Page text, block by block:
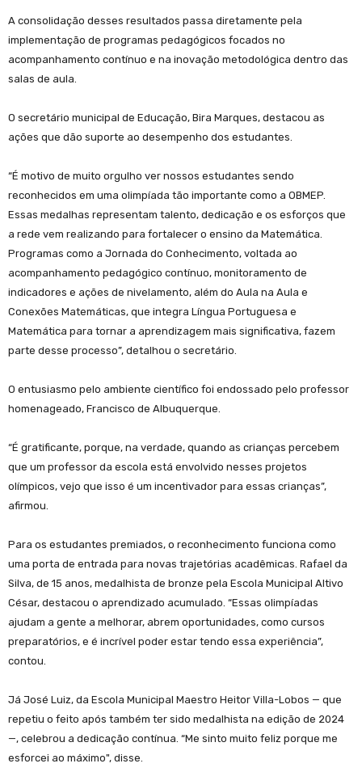
A consolidação desses resultados passa diretamente pela
implementação de programas pedagógicos focados no
acompanhamento contínuo e na inovação metodológica dentro das
salas de aula.
O secretário municipal de Educação, Bira Marques, destacou as
ações que dão suporte ao desempenho dos estudantes.
“É motivo de muito orgulho ver nossos estudantes sendo
reconhecidos em uma olimpíada tão importante como a OBMEP.
Essas medalhas representam talento, dedicação e os esforços que
a rede vem realizando para fortalecer o ensino da Matemática.
Programas como a Jornada do Conhecimento, voltada ao
acompanhamento pedagógico contínuo, monitoramento de
indicadores e ações de nivelamento, além do Aula na Aula e
Conexões Matemáticas, que integra Língua Portuguesa e
Matemática para tornar a aprendizagem mais significativa, fazem
parte desse processo”, detalhou o secretário.
O entusiasmo pelo ambiente científico foi endossado pelo professor
homenageado, Francisco de Albuquerque.
“É gratificante, porque, na verdade, quando as crianças percebem
que um professor da escola está envolvido nesses projetos
olímpicos, vejo que isso é um incentivador para essas crianças”,
afirmou.
Para os estudantes premiados, o reconhecimento funciona como
uma porta de entrada para novas trajetórias acadêmicas. Rafael da
Silva, de 15 anos, medalhista de bronze pela Escola Municipal Altivo
César, destacou o aprendizado acumulado. “Essas olimpíadas
ajudam a gente a melhorar, abrem oportunidades, como cursos
preparatórios, e é incrível poder estar tendo essa experiência”,
contou.
Já José Luiz, da Escola Municipal Maestro Heitor Villa-Lobos — que
repetiu o feito após também ter sido medalhista na edição de 2024
—, celebrou a dedicação contínua. “Me sinto muito feliz porque me
esforcei ao máximo", disse.